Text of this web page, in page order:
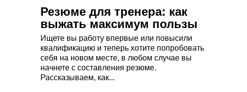
Резюме для тренера: как
выжать максимум пользы
из короткой формы
Ищете вы работу впервые или повысили
квалификацию и теперь хотите попробовать
себя на новом месте, в любом случае вы
начнете с составления резюме.
Рассказываем, как...